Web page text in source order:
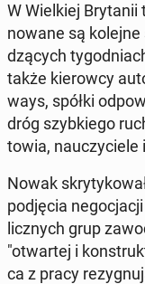
W Wiel­kiej
no­wa­ne są
dzą­cych
także kie­row­cy
ways, spółki
dróg szyb­kie­go
to­wia, na­uczy­cie­le
Nowak
pod­ję­cia
licz­nych grup
"otwar­tej i
ca z pracy